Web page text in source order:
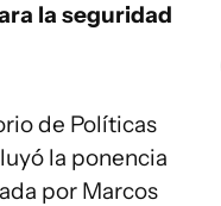
la seguridad
de Políticas
la ponencia
por Marcos